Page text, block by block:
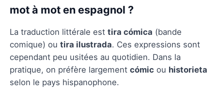
mot à mot en espagnol ?
La traduction littérale est tira cómica (bande
comique) ou tira ilustrada. Ces expressions sont
cependant peu usitées au quotidien. Dans la
pratique, on préfère largement cómic ou historieta
selon le pays hispanophone.